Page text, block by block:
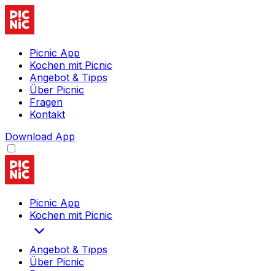
Picnic App
Kochen mit Picnic
Angebot & Tipps
Über Picnic
Fragen
Kontakt
Download App
Picnic App
Kochen mit Picnic
Angebot & Tipps
Über Picnic